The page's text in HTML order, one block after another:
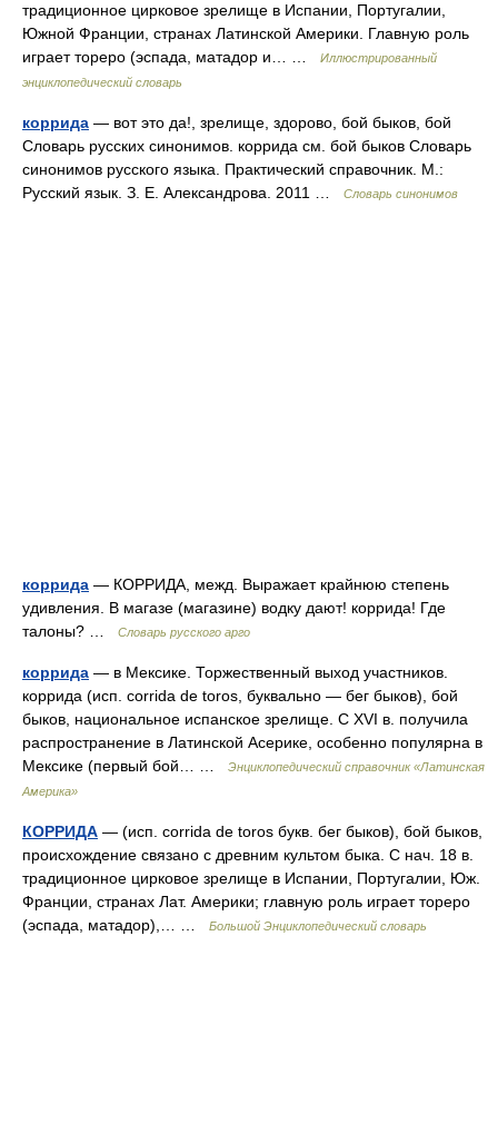
традиционное цирковое зрелище в Испании, Португалии,
Южной Франции, странах Латинской Америки. Главную роль
играет тореро (эспада, матадор и… …
Иллюстрированный
энциклопедический словарь
коррида — вот это да!, зрелище, здорово, бой быков, бой
Словарь русских синонимов. коррида см. бой быков Словарь
синонимов русского языка. Практический справочник. М.:
Русский язык. З. Е. Александрова. 2011 …
Словарь синонимов
коррида — КОРРИДА, межд. Выражает крайнюю степень
удивления. В магазе (магазине) водку дают! коррида! Где
талоны? …
Словарь русского арго
коррида — в Мексике. Торжественный выход участников.
коррида (исп. corrida de toros, буквально — бег быков), бой
быков, национальное испанское зрелище. С XVI в. получила
распространение в Латинской Асерике, особенно популярна в
Мексике (первый бой… …
Энциклопедический справочник «Латинская
Америка»
КОРРИДА — (исп. corrida de toros букв. бег быков), бой быков,
происхождение связано с древним культом быка. С нач. 18 в.
традиционное цирковое зрелище в Испании, Португалии, Юж.
Франции, странах Лат. Америки; главную роль играет тореро
(эспада, матадор),… …
Большой Энциклопедический словарь